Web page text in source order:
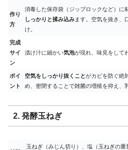
作り
方
消毒した保存袋（ジップロックなど）に
しっかりと揉み込みます。空気を抜き、
け。
完成
サイ
ン
漬け汁に細かい気泡が現れ、味見をして
ポイ
ント
空気をしっかり抜くことがカビを防ぐ絶
め、密閉することで雑菌の増殖を抑え、
2. 発酵玉ねぎ
玉ねぎ（みじん切り）、塩（玉ねぎの